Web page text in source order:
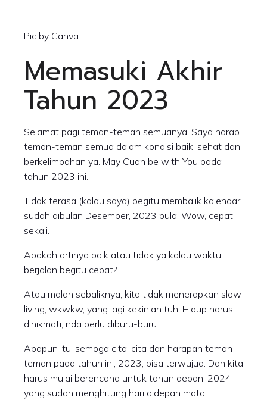
Pic by Canva
Memasuki Akhir
Tahun 2023
Selamat pagi teman-teman semuanya. Saya harap
teman-teman semua dalam kondisi baik, sehat dan
berkelimpahan ya. May Cuan be with You pada
tahun 2023 ini.
Tidak terasa (kalau saya) begitu membalik kalendar,
sudah dibulan Desember, 2023 pula. Wow, cepat
sekali.
Apakah artinya baik atau tidak ya kalau waktu
berjalan begitu cepat?
Atau malah sebaliknya, kita tidak menerapkan slow
living, wkwkw, yang lagi kekinian tuh. Hidup harus
dinikmati, nda perlu diburu-buru.
Apapun itu, semoga cita-cita dan harapan teman-
teman pada tahun ini, 2023, bisa terwujud. Dan kita
harus mulai berencana untuk tahun depan, 2024
yang sudah menghitung hari didepan mata.